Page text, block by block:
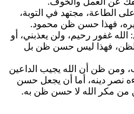
الطاعة، مجتهد في التوبة،
فهذا حسن ظن محمود.
غفور رحيم، ولن يعذبني، أو
فهذا ليس حسن ظن بل
ومن ظن أن الله يجيب الداعين
نصر دينه، أما أن يجعل حسن
من مكر الله لا حسن ظن به.